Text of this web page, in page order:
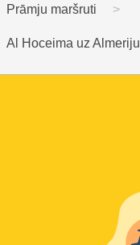
Prāmju maršruti
Al Hoceima uz Almeriju